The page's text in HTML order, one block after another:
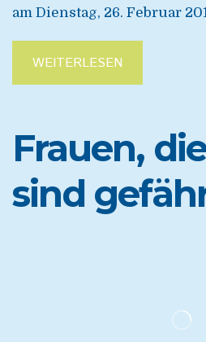
am Dienstag, 26. Februar
WEITERLESEN
Frauen,
sind